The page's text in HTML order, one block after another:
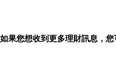
如果您想收到更多理財訊息，您